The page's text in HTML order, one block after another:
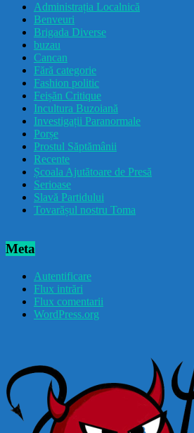
Administrația Localnică
Benveuri
Brigada Diverse
buzau
Cancan
Fără categorie
Fashion politic
Feișăn Critique
Incultura Buzoiană
Investigații Paranormale
Porșe
Prostul Săptămânii
Recente
Școala Ajutătoare de Presă
Serioase
Slavă Partidului
Tovarășul nostru Toma
Meta
Autentificare
Flux intrări
Flux comentarii
WordPress.org